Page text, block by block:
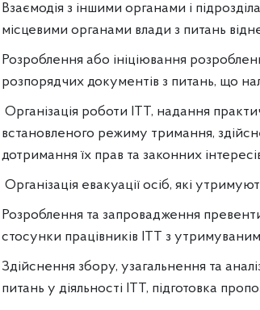
Взаємодія з іншими органами і
місцевими органами влади з питань
Розроблення або ініціювання
розпорядчих документів з питань, що
Організація роботи ІТТ, надання
встановленого режиму тримання,
дотримання їх прав та законних
Організація евакуації осіб, які
Розроблення та запровадження
стосунки працівників ІТТ з
Здійснення збору, узагальнення та
питань у діяльності ІТТ, підготовка